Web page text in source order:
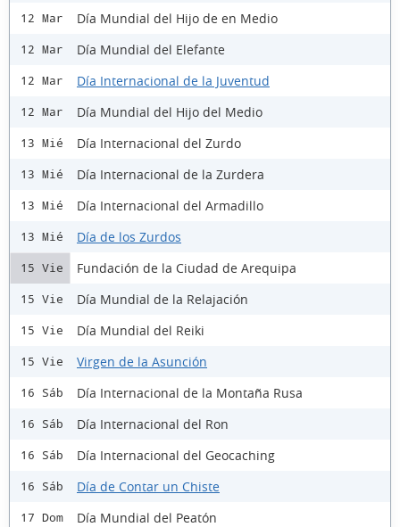
12 Mar Día Mundial del Hijo de en Medio
12 Mar Día Mundial del Elefante
12 Mar Día Internacional de la Juventud
12 Mar Día Mundial del Hijo del Medio
13 Mié Día Internacional del Zurdo
13 Mié Día Internacional de la Zurdera
13 Mié Día Internacional del Armadillo
13 Mié Día de los Zurdos
15 Vie Fundación de la Ciudad de Arequipa
15 Vie Día Mundial de la Relajación
15 Vie Día Mundial del Reiki
15 Vie Virgen de la Asunción
16 Sáb Día Internacional de la Montaña Rusa
16 Sáb Día Internacional del Ron
16 Sáb Día Internacional del Geocaching
16 Sáb Día de Contar un Chiste
17 Dom Día Mundial del Peatón